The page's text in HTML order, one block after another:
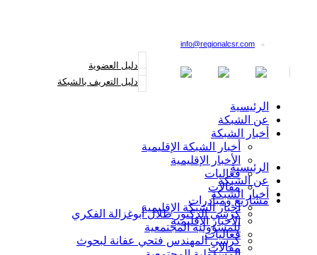
info@regionalcsr.com
دليل العضوية
دليل التعريف بالشبكة
الرئيسية
عن الشبكة
أخبار الشبكة
أخبار الشبكة الإقليمية
الأخبار الإقليمية
فعاليات
مقالات
مشاريع ومبادرات
كرسي الدكتور طلال أبوغزالة الفكري
للمسؤولية المجتمعية
كرسي المهندس فتحي عفانة لبحوث
الرئيسية
عن الشبكة
أخبار الشبكة
أخبار الشبكة الإقليمية
الأخبار الإقليمية
فعاليات
مقالات